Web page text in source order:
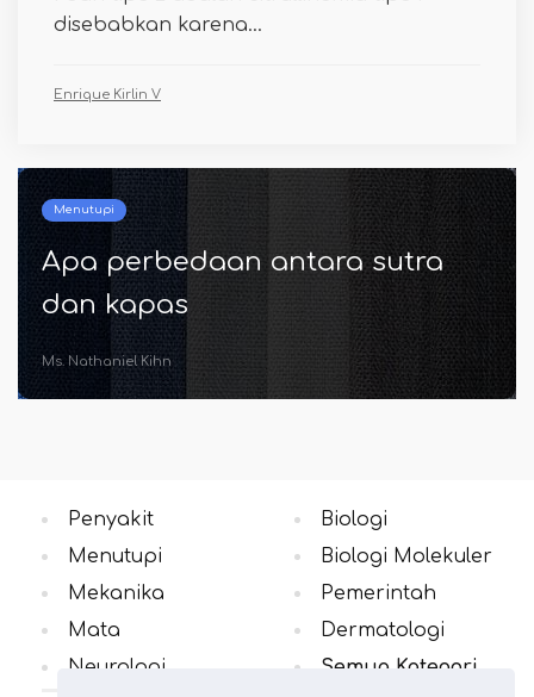
disebabkan karena...
Enrique Kirlin V
sutra
Apa perbedaan
COPD dan paru
Enrique Kirlin V
Penyakit
Menutupi
Mekanika
Mata
Neurologi
Biologi
Biologi Molekuler
Pemerintah
Dermatologi
Semua Kategori